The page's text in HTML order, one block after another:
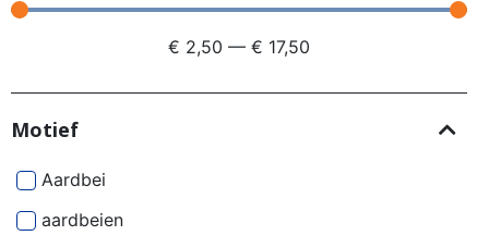
€ 2,50 — € 17,50
Motief
Aardbei
aardbeien